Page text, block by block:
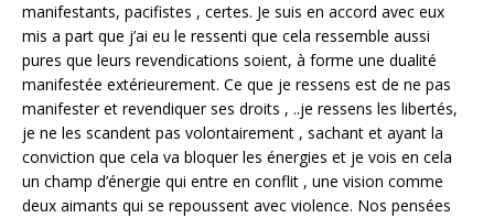
manifestants, pacifistes , certes. Je suis en accord avec eux
mis a part que j’ai eu le ressenti que cela ressemble aussi
pures que leurs revendications soient, à forme une dualité
manifestée extérieurement. Ce que je ressens est de ne pas
manifester et revendiquer ses droits , ..je ressens les libertés,
je ne les scandent pas volontairement , sachant et ayant la
conviction que cela va bloquer les énergies et je vois en cela
un champ d’énergie qui entre en conflit , une vision comme
deux aimants qui se repoussent avec violence. Nos pensées